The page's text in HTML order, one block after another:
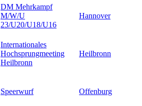
DM Mehrkampf
M/W/U
23/U20/U18/U16
Hannover
Internationales
Hochsprungmeeting
Heilbronn
Heilbronn
Speerwurf Offenburg